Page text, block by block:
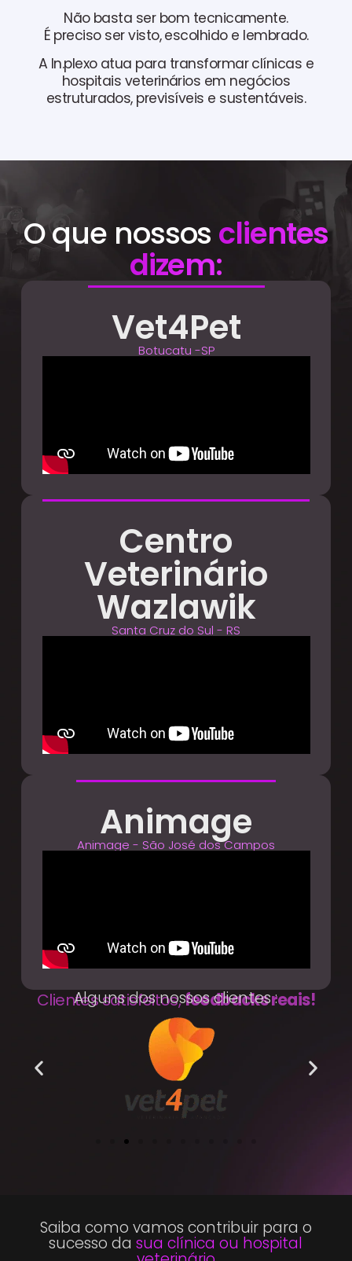
Não basta ser bom tecnicamente.
É preciso ser visto, escolhido e lembrado.
A In.plexo atua para transformar clínicas e
hospitais veterinários em negócios
estruturados, previsíveis e sustentáveis.
O que nossos clientes
dizem:
Vet4Pet
Botucatu -SP
Centro
Veterinário
Wazlawik
Santa Cruz do Sul - RS
Animage
Animage - São José dos Campos
Clientes satisfeitos,feedbacks reais!
Alguns dos nossos clientes :
Saiba como vamos contribuir para o
sucesso da sua clínica ou hospital